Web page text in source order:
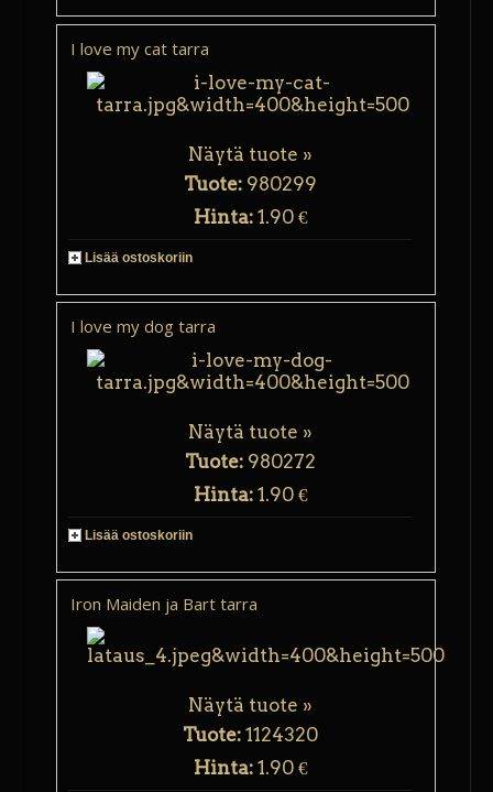
I love my cat tarra
Näytä tuote »
Tuote: 980299
Hinta: 1.90 €
Lisää ostoskoriin
I love my dog tarra
Näytä tuote »
Tuote: 980272
Hinta: 1.90 €
Lisää ostoskoriin
Iron Maiden ja Bart tarra
Näytä tuote »
Tuote:1124320
Hinta: 1.90 €